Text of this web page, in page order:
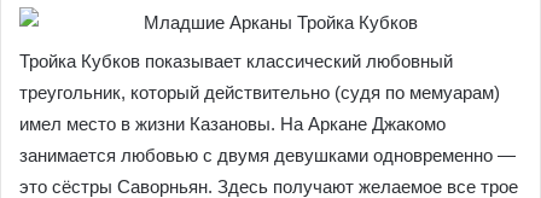
Тройка Кубков показывает классический любовный
треугольник, который действительно (судя по мемуарам)
имел место в жизни Казановы. На Аркане Джакомо
занимается любовью с двумя девушками одновременно —
это сёстры Саворньян. Здесь получают желаемое все трое